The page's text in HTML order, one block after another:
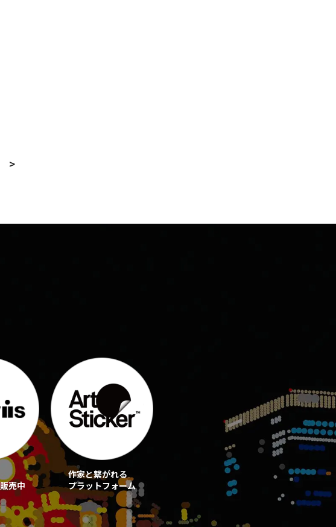
>
売中
作家と繋がれる
プラットフォーム